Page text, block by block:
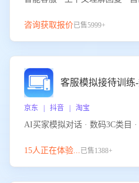
咨询获取报价已售5999+
客服模拟接待训练
京东 | 抖音 | 淘宝
AI买家模拟对话 · 数码3C类目
15人正在体验...已售1388+